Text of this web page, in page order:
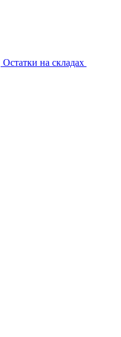
Остатки на складах